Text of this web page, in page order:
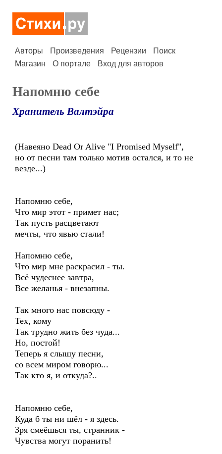
Авторы Произведения Рецензии
Поиск
Магазин
О портале Вход для авторов
Напомню себе
Хранитель Валтэйра
(Навеяно Dead Or Alive "I Promised Myself",
но от песни там только мотив остался, и то не
везде...)
Напомню себе,
Что мир этот - примет нас;
Так пусть расцветают
мечты, что явью стали!
Напомню себе,
Что мир мне раскрасил - ты.
Всё чудеснее завтра,
Все желанья - внезапны.
Так много нас повсюду -
Тех, кому
Так трудно жить без чуда...
Но, постой!
Теперь я слышу песни,
со всем миром говорю...
Так кто я, и откуда?..
Напомню себе,
Куда б ты ни шёл - я здесь.
Зря смеёшься ты, странник -
Чувства могут поранить!